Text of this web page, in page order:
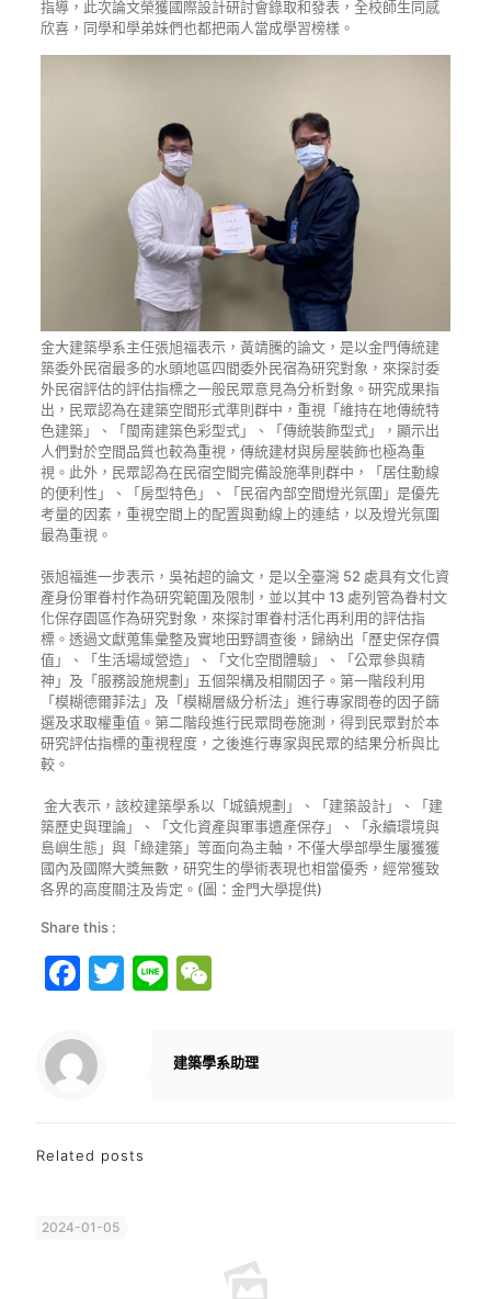
指導，此次論文榮獲國際設計研討會錄取和發表，全校師生同感
欣喜，同學和學弟妹們也都把兩人當成學習榜樣。
金大建築學系主任張旭福表示，黃靖騰的論文，是以金門傳統建
築委外民宿最多的水頭地區四間委外民宿為研究對象，來探討委
外民宿評估的評估指標之一般民眾意見為分析對象。研究成果指
出，民眾認為在建築空間形式準則群中，重視「維持在地傳統特
色建築」、「閩南建築色彩型式」、「傳統裝飾型式」，顯示出
人們對於空間品質也較為重視，傳統建材與房屋裝飾也極為重
視。此外，民眾認為在民宿空間完備設施準則群中，「居住動線
的便利性」、「房型特色」、「民宿內部空間燈光氛圍」是優先
考量的因素，重視空間上的配置與動線上的連結，以及燈光氛圍
最為重視。
張旭福進一步表示，吳祐超的論文，是以全臺灣 52 處具有文化資
產身份軍眷村作為研究範圍及限制，並以其中 13 處列管為眷村文
化保存園區作為研究對象，來探討軍眷村活化再利用的評估指
標。透過文獻蒐集彙整及實地田野調查後，歸納出「歷史保存價
值」、「生活場域營造」、「文化空間體驗」、「公眾參與精
神」及「服務設施規劃」五個架構及相關因子。第一階段利用
「模糊德爾菲法」及「模糊層級分析法」進行專家問卷的因子篩
選及求取權重值。第二階段進行民眾問卷施測，得到民眾對於本
研究評估指標的重視程度，之後進行專家與民眾的結果分析與比
較。
金大表示，該校建築學系以「城鎮規劃」、「建築設計」、「建
築歷史與理論」、「文化資產與軍事遺產保存」、「永續環境與
島嶼生態」與「綠建築」等面向為主軸，不僅大學部學生屢獲獲
國內及國際大獎無數，研究生的學術表現也相當優秀，經常獲致
各界的高度關注及肯定。(圖：金門大學提供)
Share this :
Facebook
Twitter
LineWeChat
建築學系助理
Related posts
2024-01-05